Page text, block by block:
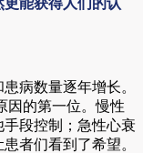
病数量逐年增长。
因的第一位。慢性
段控制；急性心衰
者们看到了希望。